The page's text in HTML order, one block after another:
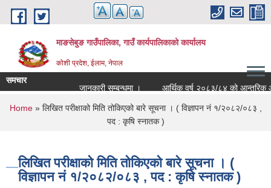
Skip to main content
माङसेबुङ गाउँपालिका, गाउँ कार्यपालिकाको कार्यालय
कोशी प्रदेश, ईलाम, नेपाल
समचार
जानकारी सम्बन्धमा ।
आर्थिक वर्ष २०८३/८४ को आन्तरिक
You are here
Home» लिखित परीक्षाको मिति तोकिएको बारे सूचना । ( विज्ञापन नं १/२०८२/०८३ ,
पद : कृषि स्नातक )
लिखित परीक्षाको मिति तोकिएको बारे सूचना । (
विज्ञापन नं १/२०८२/०८३ , पद : कृषि स्नातक )